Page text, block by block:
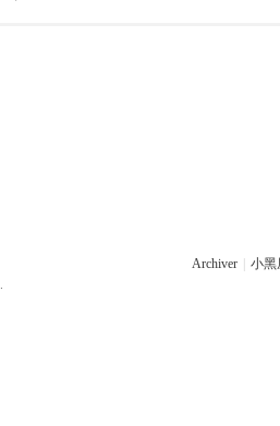
Archiver 小黑